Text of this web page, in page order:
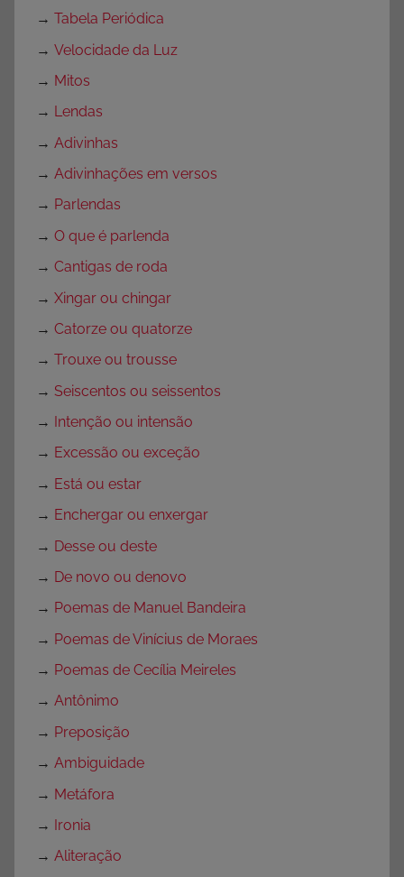
→ Tabela Periódica
→ Velocidade da Luz
→ Mitos
→ Lendas
→ Adivinhas
→ Adivinhações em versos
→ Parlendas
→ O que é parlenda
→ Cantigas de roda
→ Xingar ou chingar
→ Catorze ou quatorze
→ Trouxe ou trousse
→ Seiscentos ou seissentos
→ Intenção ou intensão
→ Excessão ou exceção
→ Está ou estar
→ Enchergar ou enxergar
→ Desse ou deste
→ De novo ou denovo
→ Poemas de Manuel Bandeira
→ Poemas de Vinícius de Moraes
→ Poemas de Cecília Meireles
→ Antônimo
→ Preposição
→ Ambiguidade
→ Metáfora
→ Ironia
→ Aliteração